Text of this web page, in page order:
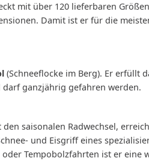
mit über 120 lieferbaren
Damit ist er für die
(Schneeflocke im Berg). Er erfüllt
ganzjährig gefahren werden.
saisonalen Radwechsel,
und Eisgriff eines
Tempobolzfahrten ist er eine